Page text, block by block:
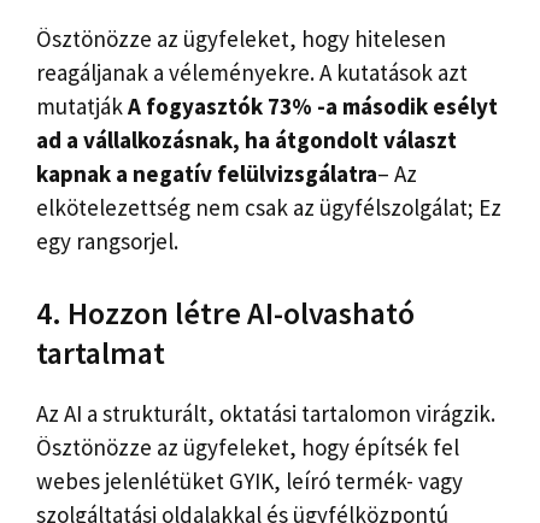
Ösztönözze az ügyfeleket, hogy hitelesen
reagáljanak a véleményekre. A kutatások azt
mutatjákA fogyasztók 73% -a második esélyt
ad a vállalkozásnak, ha átgondolt választ
kapnak a negatív felülvizsgálatra– Az
elkötelezettség nem csak az ügyfélszolgálat; Ez
egy rangsorjel.
4. Hozzon létre AI-olvasható
tartalmat
Az AI a strukturált, oktatási tartalomon virágzik.
Ösztönözze az ügyfeleket, hogy építsék fel
webes jelenlétüket GYIK, leíró termék- vagy
szolgáltatási oldalakkal és ügyfélközpontú